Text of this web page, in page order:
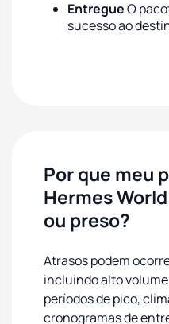
EntregueO
sucesso ao
Por que meu
Hermes
ou preso?
Atrasos podem
incluindo alto
períodos de pico,
cronogramas de